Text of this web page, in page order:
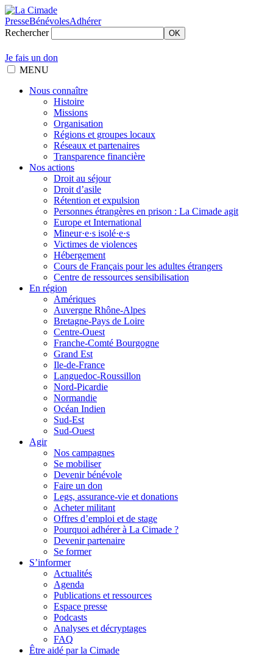
PresseBénévolesAdhérer
Rechercher
OK
Je fais un don
MENU
Nous connaître
Histoire
Missions
Organisation
Régions et groupes locaux
Réseaux et partenaires
Transparence financière
Nos actions
Droit au séjour
Droit d’asile
Rétention et expulsion
Personnes étrangères en prison : La Cimade agit
Europe et International
Mineur·e·s isolé·e·s
Victimes de violences
Hébergement
Cours de Français pour les adultes étrangers
Centre de ressources sensibilisation
En région
Amériques
Auvergne Rhône-Alpes
Bretagne-Pays de Loire
Centre-Ouest
Franche-Comté Bourgogne
Grand Est
Ile-de-France
Languedoc-Roussillon
Nord-Picardie
Normandie
Océan Indien
Sud-Est
Sud-Ouest
Agir
Nos campagnes
Se mobiliser
Devenir bénévole
Faire un don
Legs, assurance-vie et donations
Acheter militant
Offres d’emploi et de stage
Pourquoi adhérer à La Cimade ?
Devenir partenaire
Se former
S’informer
Actualités
Agenda
Publications et ressources
Espace presse
Podcasts
Analyses et décryptages
FAQ
Être aidé par la Cimade